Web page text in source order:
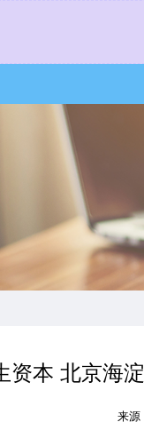
资本 北京海
来源